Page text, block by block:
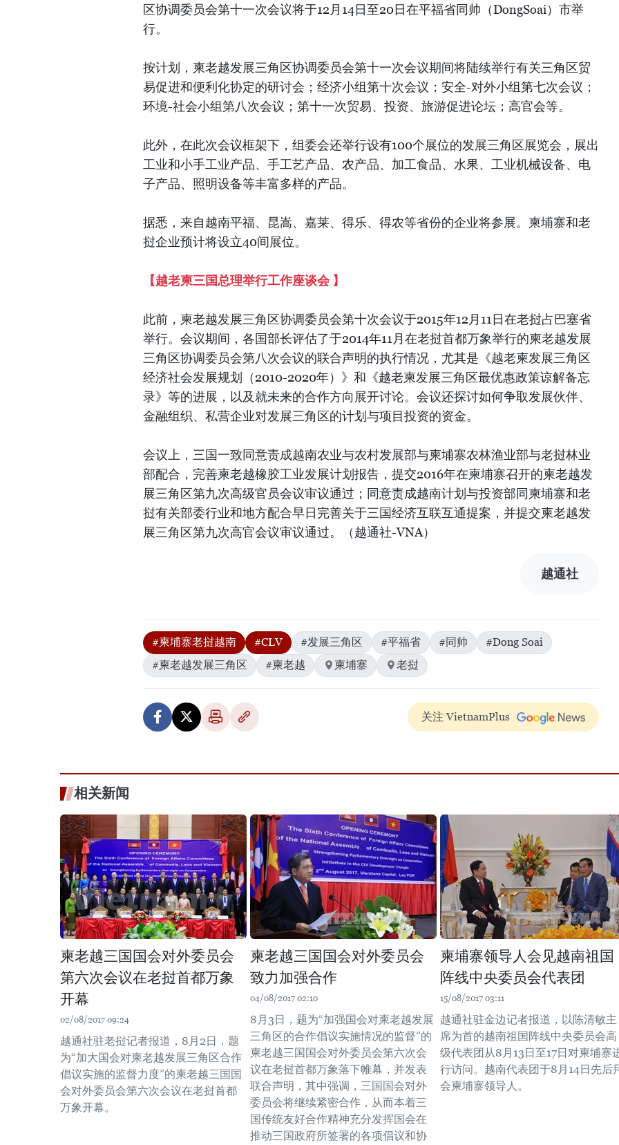
区协调委员会第十一次会议将于12月14日至20日在平福省同帅（DongSoai）市举
行。
按计划，柬老越发展三角区协调委员会第十一次会议期间将陆续举行有关三角区贸
易促进和便利化协定的研讨会；经济小组第十次会议；安全-对外小组第七次会议；
环境-社会小组第八次会议；第十一次贸易、投资、旅游促进论坛；高官会等。
此外，在此次会议框架下，组委会还举行设有100个展位的发展三角区展览会，展出
工业和小手工业产品、手工艺产品、农产品、加工食品、水果、工业机械设备、电
子产品、照明设备等丰富多样的产品。
据悉，来自越南平福、昆嵩、嘉莱、得乐、得农等省份的企业将参展。柬埔寨和老
挝企业预计将设立40间展位。
【越老柬三国总理举行工作座谈会 】
此前，柬老越发展三角区协调委员会第十次会议于2015年12月11日在老挝占巴塞省
举行。会议期间，各国部长评估了于2014年11月在老挝首都万象举行的柬老越发展
三角区协调委员会第八次会议的联合声明的执行情况，尤其是《越老柬发展三角区
经济社会发展规划（2010-2020年）》和《越老柬发展三角区最优惠政策谅解备忘
录》等的进展，以及就未来的合作方向展开讨论。会议还探讨如何争取发展伙伴、
金融组织、私营企业对发展三角区的计划与项目投资的资金。
会议上，三国一致同意责成越南农业与农村发展部与柬埔寨农林渔业部与老挝林业
部配合，完善柬老越橡胶工业发展计划报告，提交2016年在柬埔寨召开的柬老越发
展三角区第九次高级官员会议审议通过；同意责成越南计划与投资部同柬埔寨和老
挝有关部委行业和地方配合早日完善关于三国经济互联互通提案，并提交柬老越发
展三角区第九次高官会议审议通过。（越通社-VNA）
越通社
#柬埔寨老挝越南 #CLV #发展三角区 #平福省 #同帅
#Dong Soai
#柬老越发展三角区
#柬老越 柬埔寨 老挝
关注 VietnamPlus
相关新闻
柬老越三国国会对外委员会
第六次会议在老挝首都万象
开幕
02/08/2017 09:24
越通社驻老挝记者报道，8月2日，题
为“加大国会对柬老越发展三角区合作
倡议实施的监督力度”的柬老越三国国
会对外委员会第六次会议在老挝首都
万象开幕。
柬老越三国国会对外委员会
致力加强合作
04/08/2017 02:10
8月3日，题为“加强国会对柬老越发展
三角区的合作倡议实施情况的监督”的
柬老越三国国会对外委员会第六次会
议在老挝首都万象落下帷幕，并发表
联合声明，其中强调，三国国会对外
委员会将继续紧密合作，从而本着三
国传统友好合作精神充分发挥国会在
推动三国政府所签署的各项倡议和协
柬埔寨领导人会见越南祖国
阵线中央委员会代表团
15/08/2017 03:11
越通社驻金边记者报道，以陈清敏主
席为首的越南祖国阵线中央委员会高
级代表团从8月13日至17日对柬埔寨
行访问。越南代表团于8月14日先后
会柬埔寨领导人。